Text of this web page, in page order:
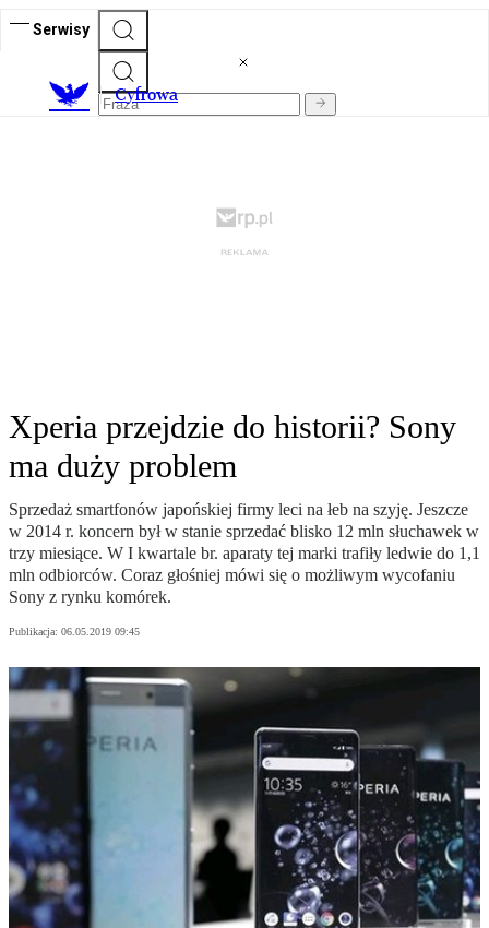
Serwisy
Cyfrowa
Xperia przejdzie do historii? Sony
ma duży problem
Sprzedaż smartfonów japońskiej firmy leci na łeb na szyję. Jeszcze
w 2014 r. koncern był w stanie sprzedać blisko 12 mln słuchawek w
trzy miesiące. W I kwartale br. aparaty tej marki trafiły ledwie do 1,1
mln odbiorców. Coraz głośniej mówi się o możliwym wycofaniu
Sony z rynku komórek.
Publikacja: 06.05.2019 09:45